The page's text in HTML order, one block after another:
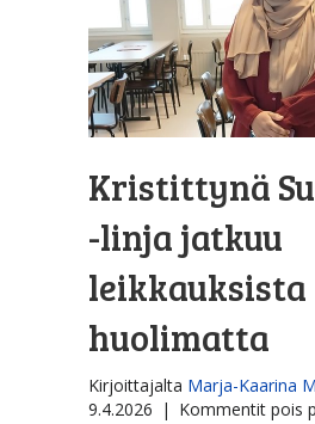
Kristittynä
-linja ­jatkuu
leikkauksista
huolimatta
Kirjoittajalta Marja-Kaarina
9.4.2026 | Kommentit pois